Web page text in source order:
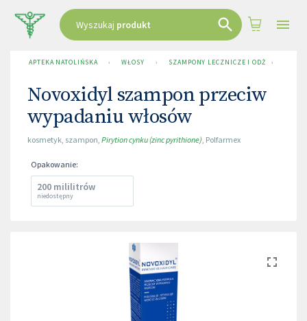
Wyszukaj produkt
APTEKA NATOLIŃSKA › WŁOSY › SZAMPONY LECZNICZE I ODŻYWKI
›
Novoxidyl szampon przeciw
wypadaniu włosów
kosmetyk, szampon, Pirytion cynku (zinc pyrithione), Polfarmex
Opakowanie:
200 mililitrów
niedostępny